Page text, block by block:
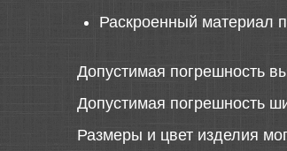
Раскроенный материал
Допустимая погрешность
Допустимая погрешность
Размеры и цвет изделия